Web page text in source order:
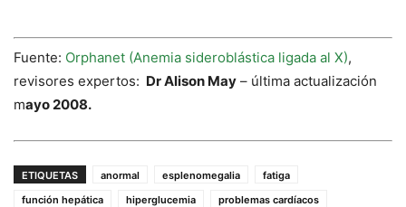
Fuente: Orphanet (Anemia sideroblástica ligada al X),
revisores expertos: Dr Alison May – última actualización
mayo 2008.
ETIQUETAS anormal esplenomegalia
fatiga
función hepática
hiperglucemia
problemas cardíacos